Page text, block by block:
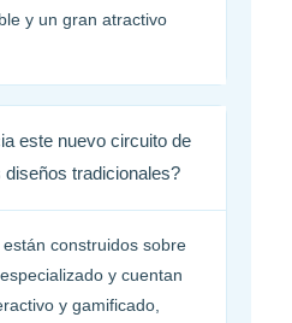
y un gran atractivo
este nuevo circuito de
tradicionales?
construidos sobre
y cuentan
y gamificado,